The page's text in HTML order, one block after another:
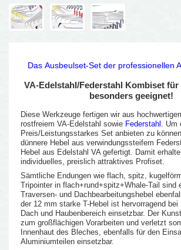
Das Ausbeulset-Set der professionellen
VA-Edelstahl/Federstahl Kombiset für
besonders geeignet!
Diese Werkzeuge fertigen wir aus
rostfreiem VA-Edelstahl sowie Federstahl
. Um
Preis/Leistungsstarkes Set anbieten zu
dünnere Hebel aus verwindungssteifem
Hebel aus Edelstahl VA gefertigt. Damit
individuelles, preislich attraktives Profiset.
Sämtliche Endungen wie flach, spitz,
Tripointer in flach+rund+spitz+Whale-Tail sind
Traversen- und Dachbearbeitungshebel
der 12 mm starke T-Hebel ist hervorragend bei
Dach und Haubenbereich einsetzbar. Der
zum großflächigen Vorarbeiten und verletzt
Innenhaut des Bleches, ebenfalls für den
Aluminiumteilen einsetzbar.